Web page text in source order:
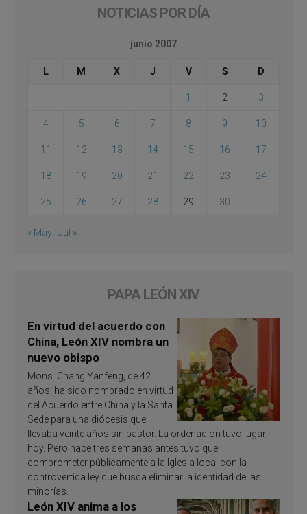
NOTICIAS POR DÍA
junio 2007
L M X J V S D
1 2 3
4 5 6 7 8 9 10
11 12 13 14 15 16 17
18 19 20 21 22 23 24
25 26 27 28 29 30
« May Jul »
PAPA LEÓN XIV
En virtud del acuerdo con
China, León XIV nombra un
nuevo obispo
Mons. Chang Yanfeng, de 42
años, ha sido nombrado en virtud
del Acuerdo entre China y la Santa
Sede para una diócesis que
llevaba veinte años sin pastor. La ordenación tuvo lugar
hoy. Pero hace tres semanas antes tuvo que
comprometer públicamente a la Iglesia local con la
controvertida ley que busca eliminar la identidad de las
minorías.
León XIV anima a los